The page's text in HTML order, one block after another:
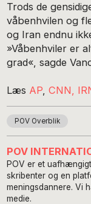
Trods de
våbenhvilen og
og Iran endnu
»Våbenhviler er
grad«, sagde
Læs AP,CNN,
POV Overblik
POV
POV er et
skribenter og en
meningsdannere. Vi
medie.